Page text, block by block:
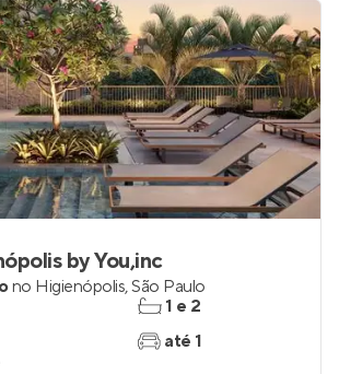
by You,inc
no Higienópolis,São Paulo
1 e 2
até 1